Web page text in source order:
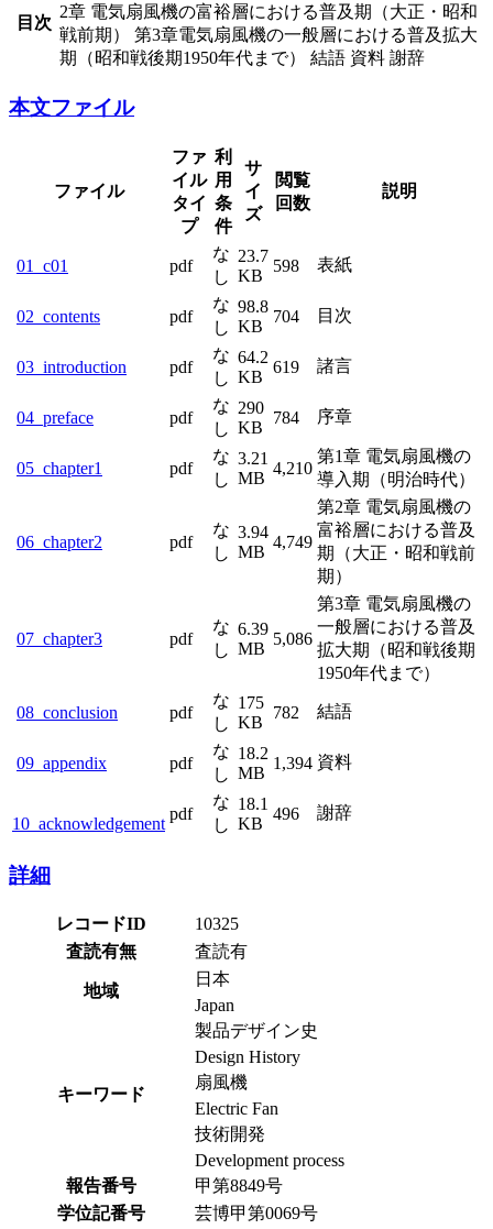
目次
2章 電気扇風機の富裕層における普及期（大正・昭和
戦前期） 第3章電気扇風機の一般層における普及拡大
期（昭和戦後期1950年代まで） 結語 資料 謝辞
本文ファイル
ファイル
ファ
イル
タイ
プ
利
用
条
件
サ
イ
ズ
閲覧
回数
説明
01_c01 pdf
な
し
23.7
KB
598 表紙
02_contents pdf
な
し
98.8
KB
704 目次
03_introduction pdf
な
し
64.2
KB
619 諸言
04_preface pdf
な
し
290
KB
784 序章
05_chapter1 pdf
な
し
3.21
MB
4,210
第1章 電気扇風機の
導入期（明治時代）
06_chapter2 pdf
な
し
3.94
MB
4,749
第2章 電気扇風機の
富裕層における普及
期（大正・昭和戦前
期）
07_chapter3 pdf
な
し
6.39
MB
5,086
第3章 電気扇風機の
一般層における普及
拡大期（昭和戦後期
1950年代まで）
08_conclusion pdf
な
し
175
KB
782 結語
09_appendix pdf
な
し
18.2
MB
1,394 資料
10_acknowledgement
pdf
な
し
18.1
KB
496 謝辞
詳細
レコードID
10325
査読有無
査読有
地域
日本
Japan
キーワード
製品デザイン史
Design History
扇風機
Electric Fan
技術開発
Development process
報告番号
甲第8849号
学位記番号
芸博甲第0069号